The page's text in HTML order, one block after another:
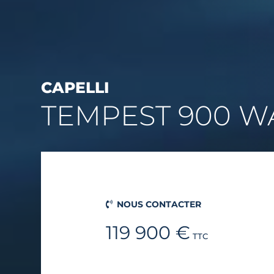
CAPELLI
TEMPEST 900
NOUS CONTACTER
119 900 € TTC